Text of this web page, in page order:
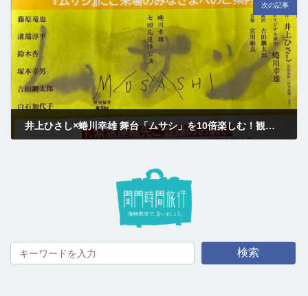
次の記事
井上ひさし×蜷川幸雄 舞台「ムサシ」を10倍楽しむ！観る前でも後でも楽しめるポイント指南
検索